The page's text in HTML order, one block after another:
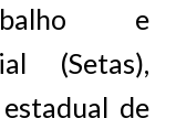
e
(Setas),
de